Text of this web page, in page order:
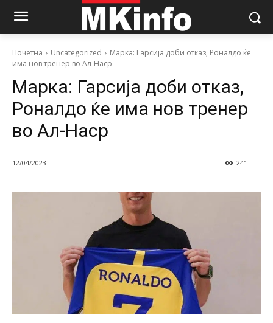
Почетна Uncategorized
Марка: Гарсија доби отказ, Роналдо ќе
има нов тренер во Ал-Наср
Марка: Гарсија доби отказ,
Роналдо ќе има нов тренер
во Ал-Наср
12/04/2023 241